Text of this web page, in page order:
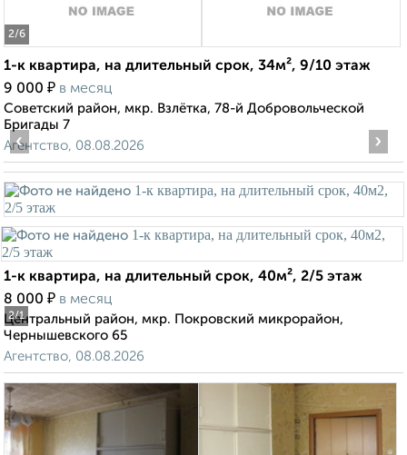
2/6
1-к квартира, на длительный срок, 34м², 9/10 этаж
9 000 ₽ в месяц
Советский район, мкр. Взлётка, 78-й Добровольческой
Бригады 7
Агентство, 08.08.2026
2/1
‹ ›
1-к квартира, на длительный срок, 40м², 2/5 этаж
8 000 ₽ в месяц
Центральный район, мкр. Покровский микрорайон,
Чернышевского 65
Агентство, 08.08.2026